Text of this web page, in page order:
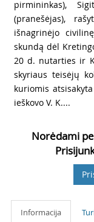
pirmininkas),
(pranešėjas),
išnagrinėjo
skundą dėl
20 d. nutarties ir
skyriaus teisėjų
kuriomis
ieškovo V. K....
Norėdami
Informacija